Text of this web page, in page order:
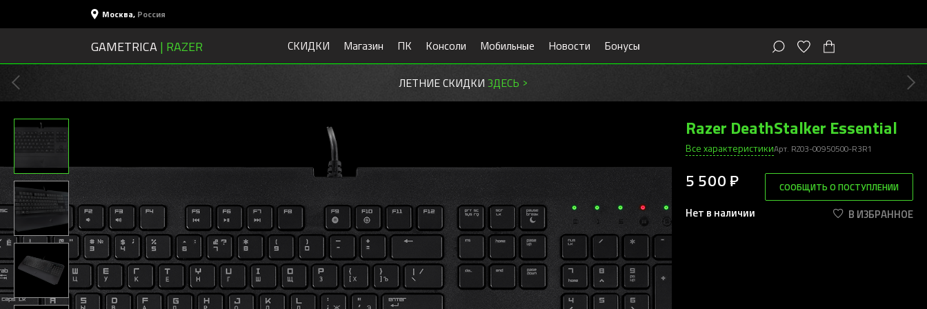
Москва, Россия
GAMETRICA | RAZER СКИДКИ Магазин ПК Консоли Мобильные Новости Бонусы
ЛЕТНИЕ СКИДКИ ЗДЕСЬ >
Razer DeathStalker Essential
Все характеристикиАрт. RZ03-00950500-R3R1
5 500 ₽
Нет в наличии
СООБЩИТЬ О ПОСТУПЛЕНИИ
В ИЗБРАННОЕ